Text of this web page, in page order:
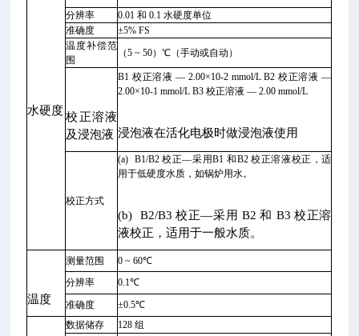
水硬度
分辨率
0.01 和 0.1 水硬度单位
准确度
±5% FS
温度补偿范
围
（5 ~ 50）℃（手动或自动）
校正溶液
及浸泡液
B1 校正溶液 — 2.00×10-2 mmol/L B2 校正溶液 —
2.00×10-1 mmol/L B3 校正溶液 — 2.00 mmol/L
浸泡液在活化电极时做浸泡液使用
校正方式
(a) B1/B2 校正—采用B1 和B2 校正溶液校正，适
用于低硬度水质，如锅炉用水。
(b) B2/B3 校正—采用 B2 和 B3 校正溶
液校正，适用于一般水质。
温度
测量范围
0 ~ 60℃
分辨率
0.1℃
准确度
±0.5℃
数据储存 128 组